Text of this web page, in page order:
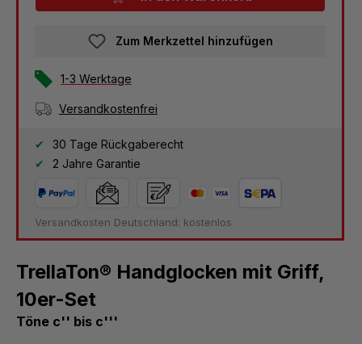
Zum Merkzettel hinzufügen
1-3 Werktage
Versandkostenfrei
30 Tage Rückgaberecht
2 Jahre Garantie
Versandkosten Deutschland: kostenlos
TrellaTon® Handglocken mit Griff,
10er-Set
Töne c'' bis c'''